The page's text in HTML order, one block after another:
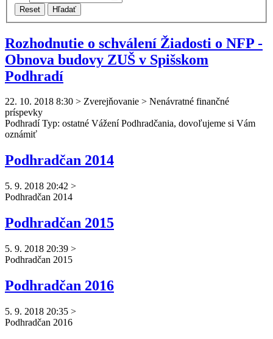
Reset Hľadať
Rozhodnutie o schválení Žiadosti o NFP -
Obnova budovy ZUŠ v Spišskom
Podhradí
22. 10. 2018 8:30 > Zverejňovanie > Nenávratné finančné
príspevky
Podhradí Typ: ostatné Vážení Podhradčania, dovoľujeme si Vám
oznámiť
Podhradčan 2014
5. 9. 2018 20:42 >
Podhradčan 2014
Podhradčan 2015
5. 9. 2018 20:39 >
Podhradčan 2015
Podhradčan 2016
5. 9. 2018 20:35 >
Podhradčan 2016